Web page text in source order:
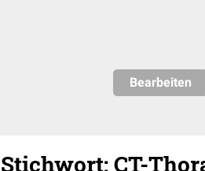
Bearbeiten
Stichwort: CT-